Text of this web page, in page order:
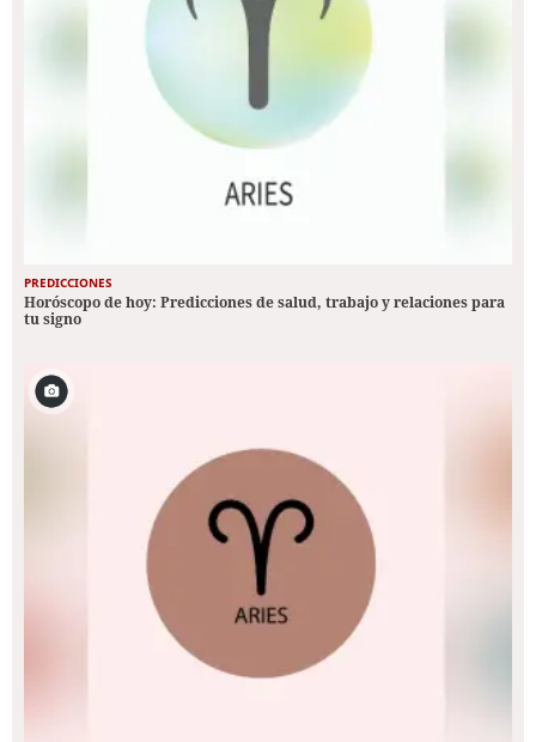
PREDICCIONES
Horóscopo de hoy: Predicciones de salud, trabajo y relaciones para
tu signo